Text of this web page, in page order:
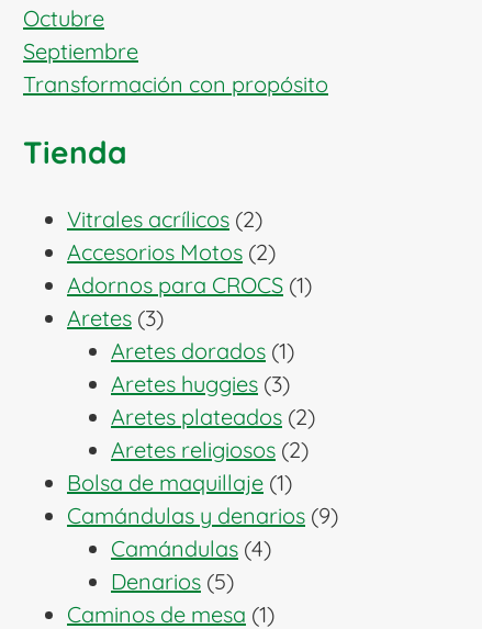
Octubre
Septiembre
Transformación con propósito
Tienda
Vitrales acrílicos 22
productos
Accesorios Motos 22
productos
Adornos para CROCS 11
Aretes 33
productos
Aretes dorados 11
producto
Aretes huggies 33
productos
Aretes plateados 22
productos
Aretes religiosos 22
Bolsa de maquillaje 11
producto
Camándulas y denarios 99
Camándulas 44
Denarios 55
productos
Caminos de mesa 11